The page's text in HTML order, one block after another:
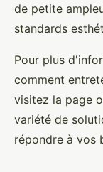
de petite
standards
Pour plus
comment
visitez la page
variété de
répondre à vos